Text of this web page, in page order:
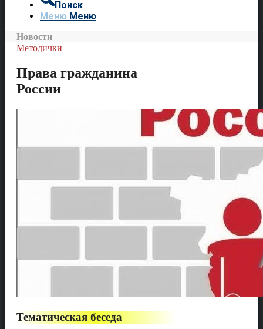
Поиск
Меню Меню
Новости
Методички
Права гражданина
России
Тематическая беседа